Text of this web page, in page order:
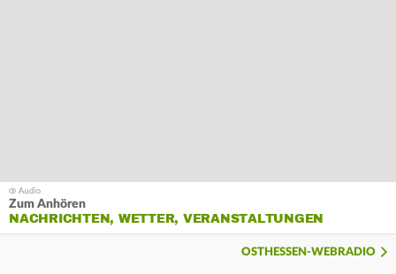
Zum Anhören
NACHRICHTEN, WETTER, VERANSTALTUNGEN
OSTHESSEN-WEBRADIO